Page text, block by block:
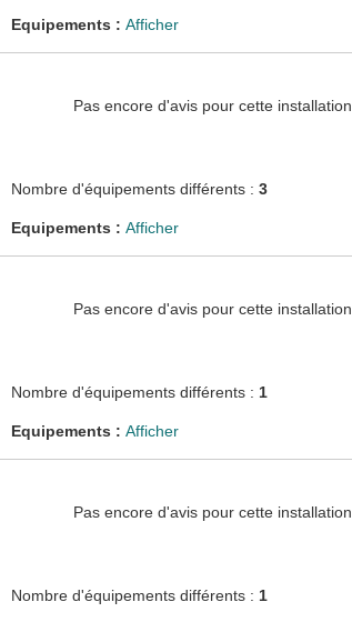
Equipements : Afficher
Pas encore d'avis pour cette installation.
Nombre d'équipements différents : 3
Equipements : Afficher
Pas encore d'avis pour cette installation.
Nombre d'équipements différents : 1
Equipements : Afficher
Pas encore d'avis pour cette installation.
Nombre d'équipements différents : 1